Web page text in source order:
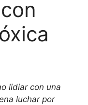
lidiar con una
luchar por